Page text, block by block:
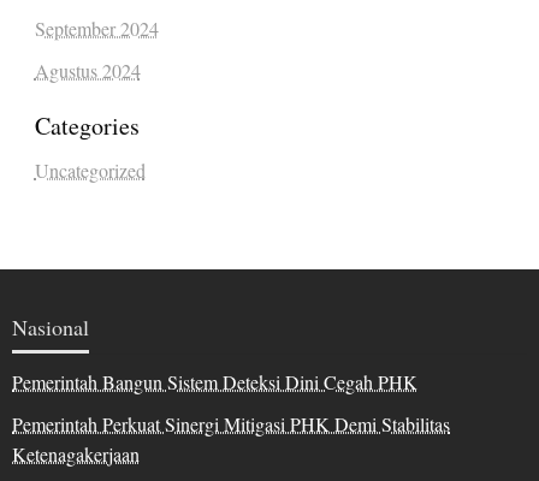
September 2024
Agustus 2024
Categories
Uncategorized
Nasional
Pemerintah Bangun Sistem Deteksi Dini Cegah PHK
Pemerintah Perkuat Sinergi Mitigasi PHK Demi Stabilitas
Ketenagakerjaan